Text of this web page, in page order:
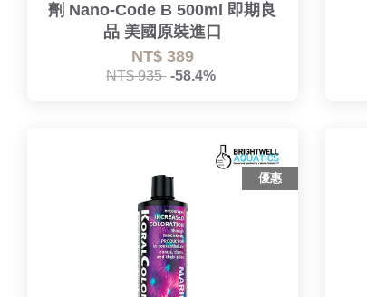
劑 Nano-Code B 500ml 即期良
品 美國原裝進口
NT$ 389
NT$ 935 -58.4%
優惠